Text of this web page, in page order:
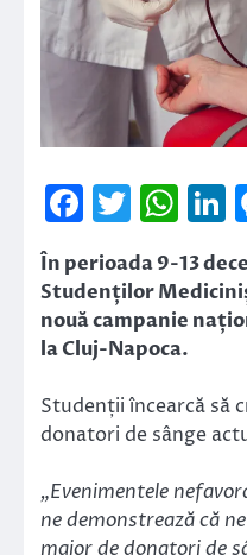
În perioada 9-13
Studenților
nouă campanie
la Cluj-Napoca.
Studenții încearcă să
donatori de sânge
„Evenimentele
ne demonstrează că
major de donatori de